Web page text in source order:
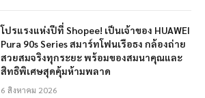
โปรแรงแห่งปีที่ Shopee! เป็นเจ้าของ HUAWEI
Pura 90s Series สมาร์ทโฟนเรือธง กล้องถ่าย
สวยสมจริงทุกระยะ พร้อมของสมนาคุณและ
สิทธิพิเศษสุดคุ้มห้ามพลาด
6 สิงหาคม 2026